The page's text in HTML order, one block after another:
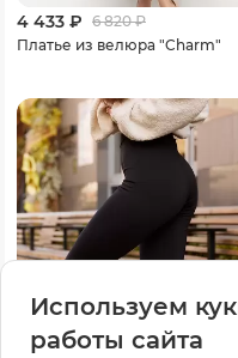
Используем
работы сайта
4 433 ₽ 6 820₽
Платье из велюра "Charm"